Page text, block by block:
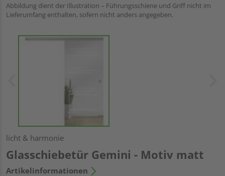
Abbildung dient der Illustration – Führungsschiene und Griff nicht im
Lieferumfang enthalten, sofern nicht anders angegeben.
licht & harmonie
Glasschiebetür Gemini - Motiv matt
Artikelinformationen